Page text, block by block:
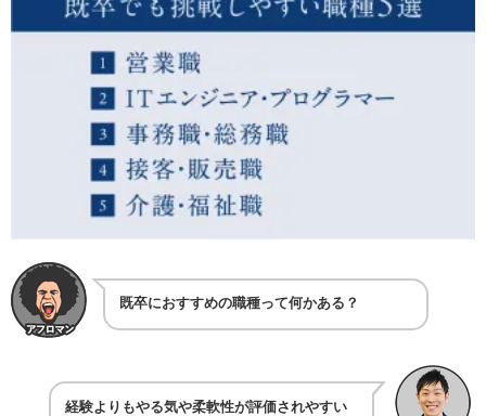
既卒におすすめの職種って何かある？
経験よりもやる気や柔軟性が評価されやすい